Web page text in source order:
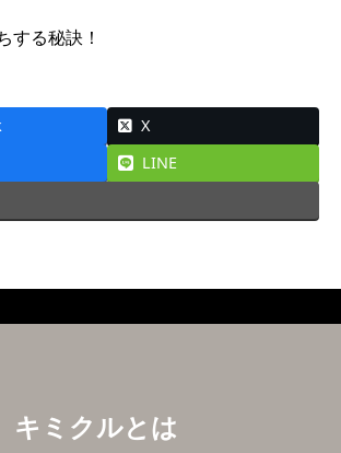
する秘訣！
X
LINE
キミクルとは